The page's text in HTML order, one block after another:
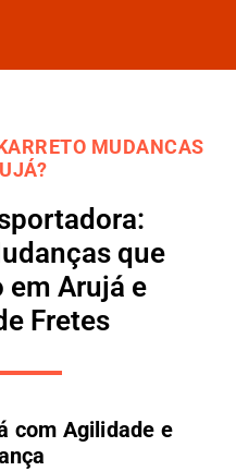
MUDANCAS
que
em Arujá e
Fretes
com Agilidade e